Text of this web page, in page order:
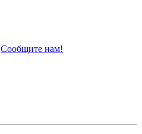
Сообщите нам!